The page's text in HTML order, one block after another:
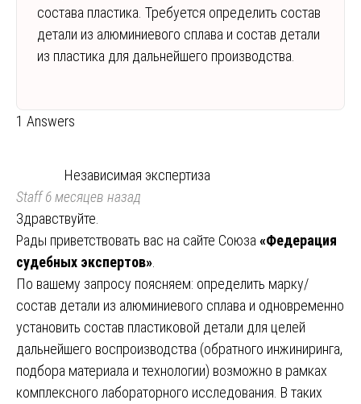
состава пластика. Требуется определить состав
детали из алюминиевого сплава и состав детали
из пластика для дальнейшего производства.
1 Answers
Независимая экспертиза
Staff6 месяцев назад
Здравствуйте.
Рады приветствовать вас на сайте Союза «Федерация
судебных экспертов»
По вашему запросу поясняем: определить марку/
состав детали из алюминиевого сплава и одновременно
установить состав пластиковой детали для целей
дальнейшего воспроизводства (обратного инжиниринга,
подбора материала и технологии) возможно в рамках
комплексного лабораторного исследования. В таких